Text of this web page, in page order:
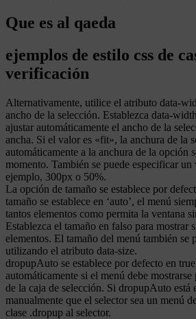
Que es al qaeda
ejemplos de estilo css de
verificación
Alternativamente, utilice el atributo data-
ancho de la selección. Establezca data-
ajustar automáticamente el ancho de la
ancha. Si el valor es «fit», la anchura de la
automáticamente a la anchura de la opción
momento. También se puede especificar
ejemplo, 300px o 50%.
La opción de tamaño se establece por
tamaño se establece en ‘auto’, el menú
tantos elementos como permita la ventana
Establezca el tamaño en falso para mostrar
elementos. El tamaño del menú también se
utilizando el atributo data-size.
dropupAuto se establece por defecto en
automáticamente si el menú debe
de la caja de selección. Si dropupAuto está
manualmente que el selector sea un menú
clase .dropup al selector.